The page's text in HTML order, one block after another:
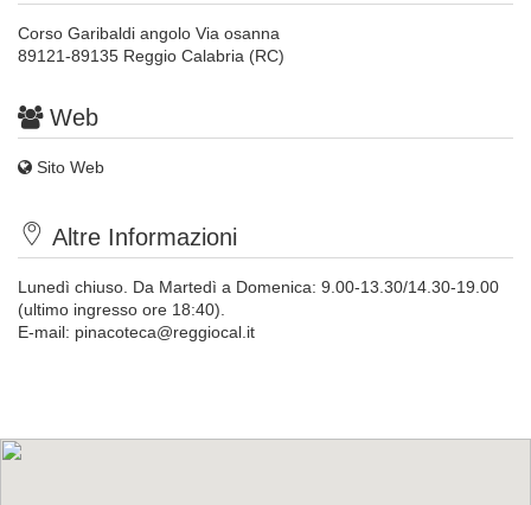
Corso Garibaldi angolo Via osanna
89121-89135 Reggio Calabria (RC)
Web
Sito Web
Altre Informazioni
Lunedì chiuso. Da Martedì a Domenica: 9.00-13.30/14.30-19.00
(ultimo ingresso ore 18:40).
E-mail: pinacoteca@reggiocal.it